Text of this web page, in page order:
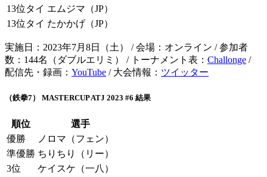
13位タイ エムジマ（JP）
13位タイ たかかげ（JP）
実施日：2023年7月8日（土） / 会場：オンライン / 参加者
数：144名（ダブルエリミ） / トーナメント表： Challonge /
配信先・録画： YouTube / 大会情報： ツイッター
（鉄拳7） MASTERCUP ATJ 2023 #6 結果
順位
選手
優勝
ノロマ（フェン）
準優勝 ちりちり（リー）
3位
ケイスケ（一八）